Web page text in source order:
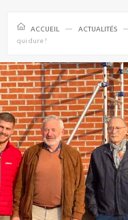
ACCUEIL ACTUALITÉS
qui dure !